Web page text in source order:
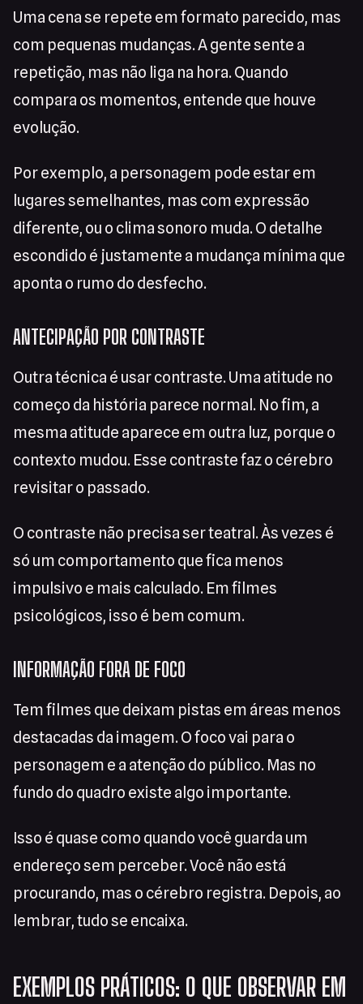
Uma cena se repete em formato parecido, mas
com pequenas mudanças. A gente sente a
repetição, mas não liga na hora. Quando
compara os momentos, entende que houve
evolução.
Por exemplo, a personagem pode estar em
lugares semelhantes, mas com expressão
diferente, ou o clima sonoro muda. O detalhe
escondido é justamente a mudança mínima que
aponta o rumo do desfecho.
ANTECIPAÇÃO POR CONTRASTE
Outra técnica é usar contraste. Uma atitude no
começo da história parece normal. No fim, a
mesma atitude aparece em outra luz, porque o
contexto mudou. Esse contraste faz o cérebro
revisitar o passado.
O contraste não precisa ser teatral. Às vezes é
só um comportamento que fica menos
impulsivo e mais calculado. Em filmes
psicológicos, isso é bem comum.
INFORMAÇÃO FORA DE FOCO
Tem filmes que deixam pistas em áreas menos
destacadas da imagem. O foco vai para o
personagem e a atenção do público. Mas no
fundo do quadro existe algo importante.
Isso é quase como quando você guarda um
endereço sem perceber. Você não está
procurando, mas o cérebro registra. Depois, ao
lembrar, tudo se encaixa.
EXEMPLOS PRÁTICOS: O QUE OBSERVAR EM